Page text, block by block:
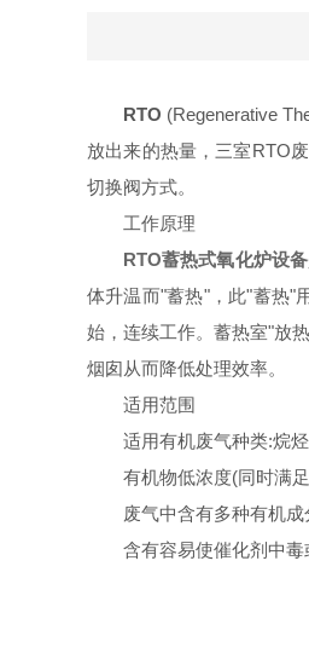
RTO (Regenerative
放出来的热量，三室RTO
切换阀方式。
工作原理
RTO蓄热式氧化炉设备
体升温而"蓄热"，此"蓄热"
始，连续工作。蓄热室"放
烟囱从而降低处理效率。
适用范围
适用有机废气种类:烷烃
有机物低浓度(同时满足
废气中含有多种有机成
含有容易使催化剂中毒